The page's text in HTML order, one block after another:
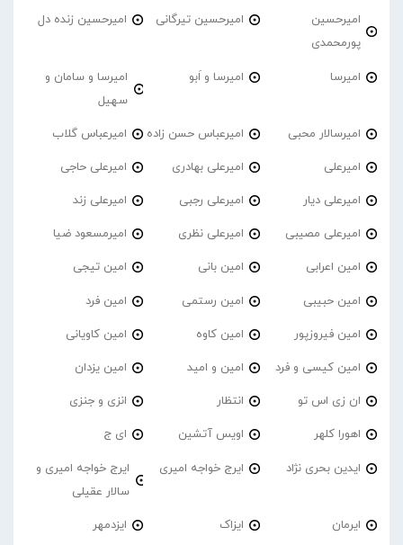
امیرحسین
پورمحمدی
امیرحسین تیرگانی امیرحسین زنده دل
امیرسا امیرسا و اَبو
امیرسا و سامان و
سهیل
امیرسالار محبی امیرعباس حسن زاده امیرعباس گلاب
امیرعلی امیرعلی بهادری امیرعلی حاجی
امیرعلی دیار امیرعلی رجبی امیرعلی زند
امیرعلی مصیبی امیرعلی نظری امیرمسعود ضیا
امین اعرابی امین بانی امین تیجی
امین حبیبی امین رستمی امین فرد
امین فیروزپور امین کاوه امین کاویانی
امین کیسی و فرد امین و امید امین یزدان
ان زی اس تو انتظار انزی و جنزی
اهورا کلهر اویس آتشین ای ج
ایدین بحری نژاد ایرج خواجه امیری
ایرج خواجه امیری و
سالار عقیلی
ایرمان ایزاک ایزدمهر